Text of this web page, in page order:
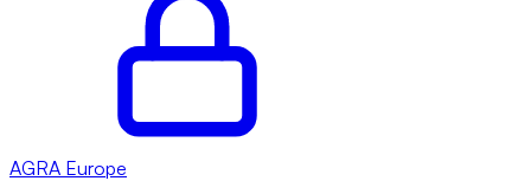
AGRA Europe